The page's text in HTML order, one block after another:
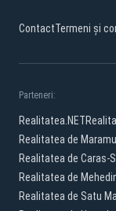
ContactTermeni și
Parteneri:
Realitatea.NET
Realitatea de
Realitatea de Caras-
Realitatea de
Realitatea de Satu